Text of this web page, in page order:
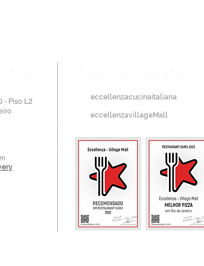
- Piso L2
eccellenzacucinaitaliana
eccellenzavillageMall